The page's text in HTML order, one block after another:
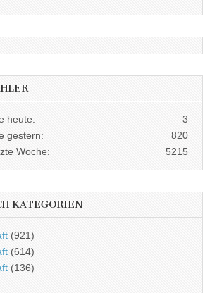
3
heute:
820
gestern:
5215
Woche:
KATEGORIEN
(921)
(614)
(136)